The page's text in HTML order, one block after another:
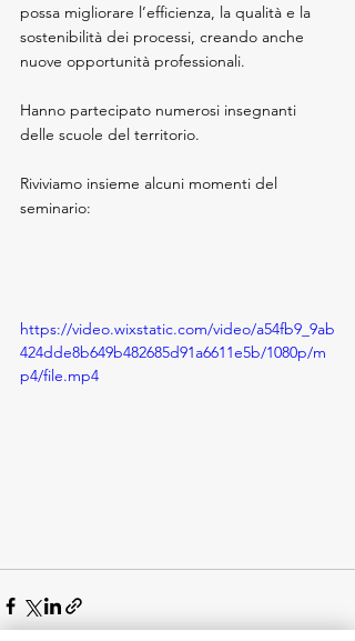
possa migliorare l’efficienza, la qualità e la
sostenibilità dei processi, creando anche
nuove opportunità professionali.
Hanno partecipato numerosi insegnanti
delle scuole del territorio.
Riviviamo insieme alcuni momenti del
seminario:
https://video.wixstatic.com/video/a54fb9_9ab
424dde8b649b482685d91a6611e5b/1080p/m
p4/file.mp4